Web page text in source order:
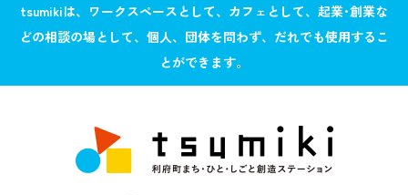
tsumikiは、ワークスペースとして、カフェとして、起業･創業な
どの相談の場として、個人、団体を問わず、だれでも使用するこ
とができます。